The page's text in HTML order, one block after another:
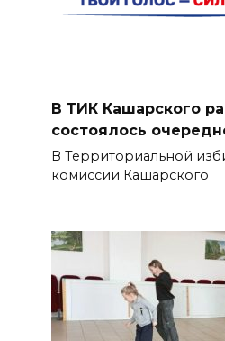
В ТИК Кашарского
состоялось
В Территориальной
комиссии Кашарского